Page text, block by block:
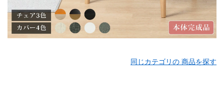
同じカテゴリの 商品を探す